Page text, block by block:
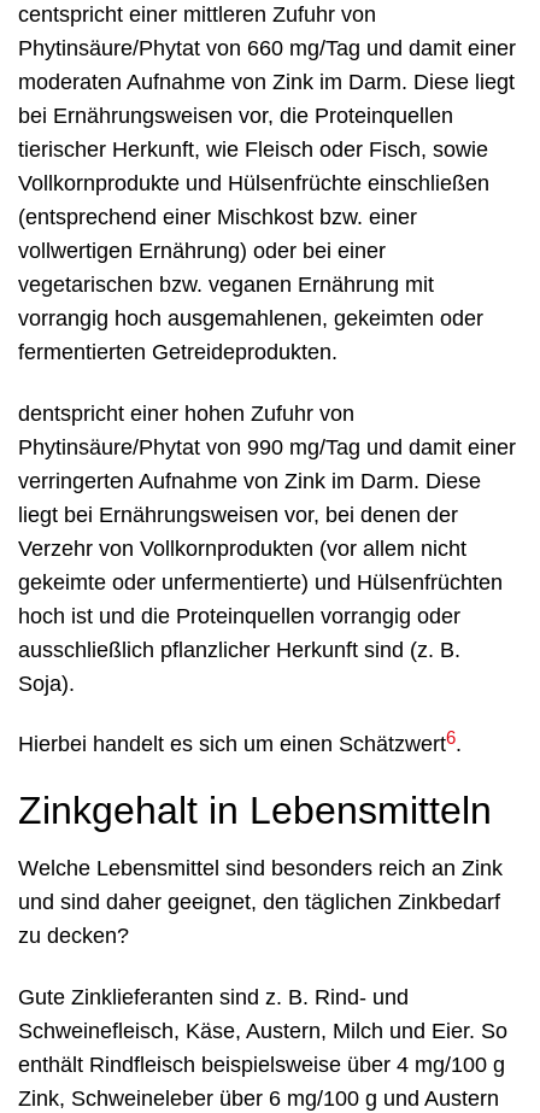
centspricht einer mittleren Zufuhr von
Phytinsäure/Phytat von 660 mg/Tag und damit einer
moderaten Aufnahme von Zink im Darm. Diese liegt
bei Ernährungsweisen vor, die Proteinquellen
tierischer Herkunft, wie Fleisch oder Fisch, sowie
Vollkornprodukte und Hülsenfrüchte einschließen
(entsprechend einer Mischkost bzw. einer
vollwertigen Ernährung) oder bei einer
vegetarischen bzw. veganen Ernährung mit
vorrangig hoch ausgemahlenen, gekeimten oder
fermentierten Getreideprodukten.
dentspricht einer hohen Zufuhr von
Phytinsäure/Phytat von 990 mg/Tag und damit einer
verringerten Aufnahme von Zink im Darm. Diese
liegt bei Ernährungsweisen vor, bei denen der
Verzehr von Vollkornprodukten (vor allem nicht
gekeimte oder unfermentierte) und Hülsenfrüchten
hoch ist und die Proteinquellen vorrangig oder
ausschließlich pflanzlicher Herkunft sind (z. B.
Soja).
Hierbei handelt es sich um einen Schätzwert6.
Zinkgehalt in Lebensmitteln
Welche Lebensmittel sind besonders reich an Zink
und sind daher geeignet, den täglichen Zinkbedarf
zu decken?
Gute Zinklieferanten sind z. B. Rind- und
Schweinefleisch, Käse, Austern, Milch und Eier. So
enthält Rindfleisch beispielsweise über 4 mg/100 g
Zink, Schweineleber über 6 mg/100 g und Austern